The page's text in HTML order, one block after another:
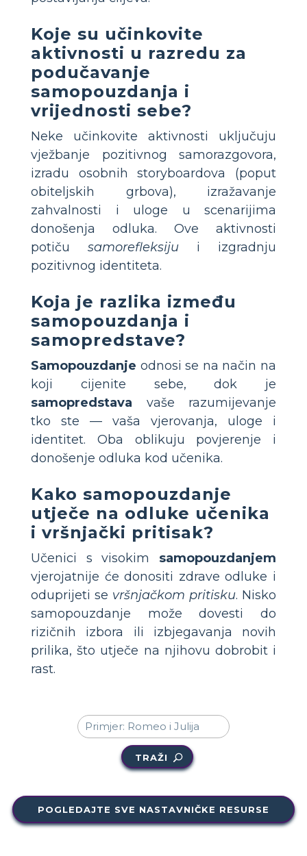
Koje su učinkovite
aktivnosti u razredu za
podučavanje
samopouzdanja i
vrijednosti sebe?
Neke učinkovite aktivnosti uključuju
vježbanje pozitivnog samorazgovora,
izradu osobnih storyboardova (poput
obiteljskih grbova), izražavanje
zahvalnosti i uloge u scenarijima
donošenja odluka. Ove aktivnosti
potiču samorefleksiju i izgradnju
pozitivnog identiteta.
Koja je razlika između
samopouzdanja i
samopredstave?
Samopouzdanje odnosi se na način na
koji cijenite sebe, dok je
samopredstava vaše razumijevanje
tko ste — vaša vjerovanja, uloge i
identitet. Oba oblikuju povjerenje i
donošenje odluka kod učenika.
Kako samopouzdanje
utječe na odluke učenika
i vršnjački pritisak?
Učenici s visokim samopouzdanjem
vjerojatnije će donositi zdrave odluke i
oduprijeti se vršnjačkom pritisku. Nisko
samopouzdanje može dovesti do
rizičnih izbora ili izbjegavanja novih
prilika, što utječe na njihovu dobrobit i
rast.
TRAŽI
POGLEDAJTE SVE NASTAVNIČKE RESURSE